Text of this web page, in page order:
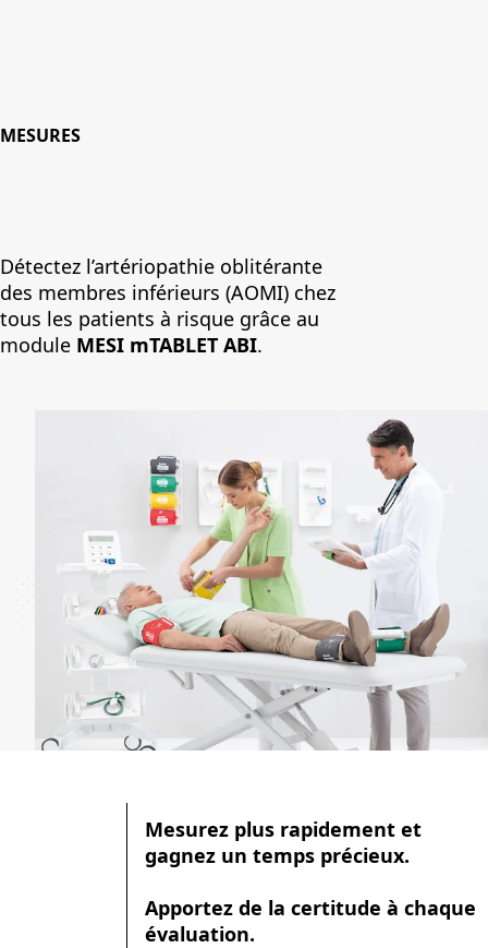
MESURES
Détectez l’artériopathie oblitérante
des membres inférieurs (AOMI) chez
tous les patients à risque grâce au
module MESI mTABLET ABI.
Mesurez plus rapidement et
gagnez un temps précieux.
Apportez de la certitude à chaque
évaluation.